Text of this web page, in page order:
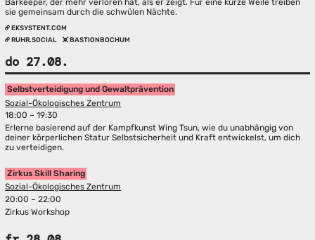
Barkeeper, der mehr verloren hat, als er zeigt. Für eine kurze Weile treiben
sie gemeinsam durch die schwülen Nächte.
EKSYSTENT.COM
RUHR.SOCIAL
BASTIONBOCHUM
do 27.08.
Selbstverteidigung und Gewaltprävention
Sozial-Ökologisches Zentrum
18:00 – 19:30
Erlerne basierend auf der Kampfkunst Wing Tsun, wie du unabhängig von
deiner körperlichen Statur Selbstsicherheit und Kraft entwickelst, um dich
zu verteidigen.
Zirkus Skill Sharing
Sozial-Ökologisches Zentrum
20:00 – 22:00
Zirkus Workshop